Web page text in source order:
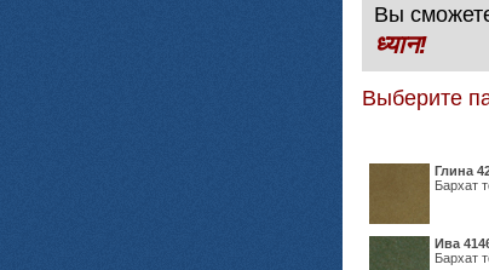
Вы
ध्यान!
Выберите
Глина
Бархат
Ива
Бархат